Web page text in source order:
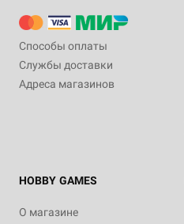
Способы оплаты
Службы доставки
Адреса магазинов
HOBBY GAMES
О магазине